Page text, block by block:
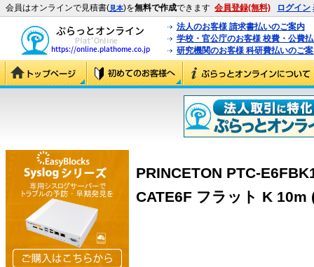
会員はオンラインで見積書(見本)を無料で作成できます 会員登録(無料) ログイン
法人のお客様 請求書払いのご案内
学校・官公庁のお客様 校費・公費
研究機関のお客様 科研費払いのご
PRINCETON PTC-
CATE6F フラット K 10m